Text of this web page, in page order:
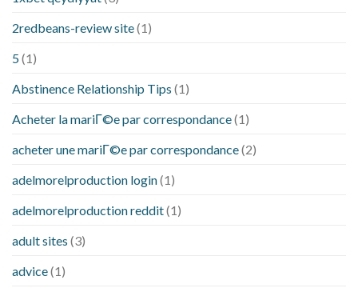
2redbeans-review site(1)
5(1)
Abstinence Relationship Tips (1)
Acheter la mariГ©e par correspondance(1)
acheter une mariГ©e par correspondance(2)
adelmorelproduction login(1)
adelmorelproduction reddit(1)
adult sites (3)
advice(1)